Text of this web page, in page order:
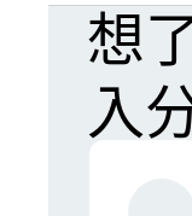
想
入